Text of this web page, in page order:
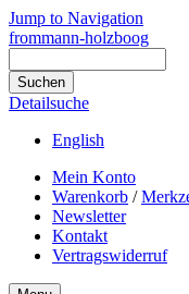
Jump to Navigation
frommann-holzboog
Detailsuche
English
Mein Konto
Warenkorb /
Newsletter
Kontakt
Vertragswiderruf